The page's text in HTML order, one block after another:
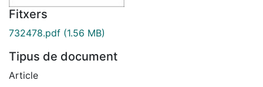
Fitxers
732478.pdf (1.56 MB)
Tipus de document
Article